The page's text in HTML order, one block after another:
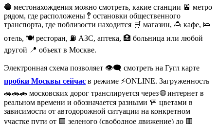
🔵 местонахождения можно смотреть, какие станции 🚈 метро
рядом, где расположены 🚏 остановки общественного
транспорта, где поблизости находится 🛒 магазин, 🍮 кафе, 🛌
отель, 🍽️ ресторан, ⛽ АЗС, аптека, 🏥 больница или любой
другой 📍 объект в Москве.
Электронная схема позволяет 👁️‍🗨️ смотреть на Гугл карте
пробки Москвы сейчас в режиме ⚡ONLINE. Загруженность
🚗🚗🚗 московских дорог транслируется через 🌐 интернет в
реальном времени и обозначается разными 🚥 цветами в
зависимости от автодорожной ситуации на конкретном
участке пути от 🟩 зеленого (свободное движение) до 🟥